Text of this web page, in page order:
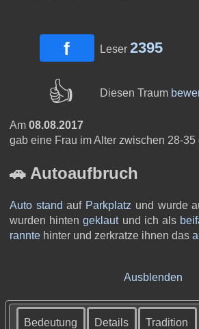
f Leser 2395
👍 Diesen Traum
Am 08.08.2017
gab eine Frau im Alter zwischen 28-35
🚗 Autoaufbruch
Auto stand auf Parkplatz und wurde
wurden hintengeklautund ich als
rannte hinter und zerkratze ihnen das
Ausblenden
Bedeutung Details Tradition